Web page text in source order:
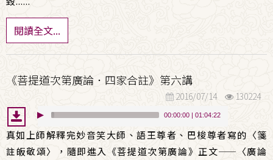
閱讀全文...
《菩提道次第廣論．四家合註》第六講
2016/07/14 130224
00:00:00 | 01:04:22
真如上師解釋完妙音笑大師、語王尊者、巴梭尊者寫的〈箋
註皈敬頌〉，隨即進入《菩提道次第廣論》正文—— 〈廣論